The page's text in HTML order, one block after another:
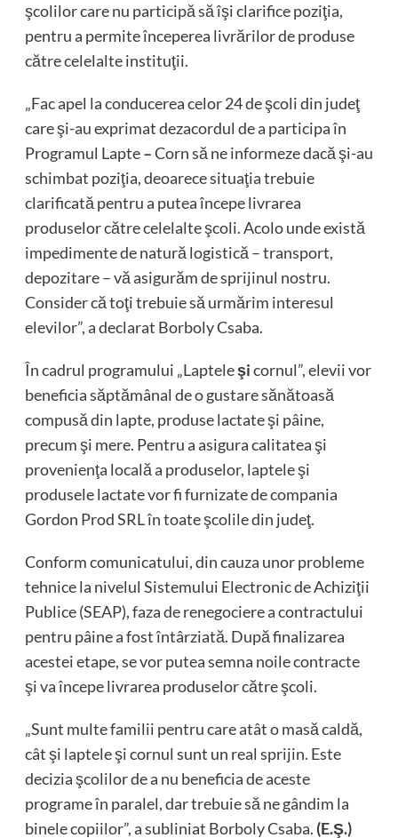
şcolilor care nu participă să îşi clarifice poziţia,
pentru a permite începerea livrărilor de produse
către celelalte instituţii.
„Fac apel la conducerea celor 24 de şcoli din judeţ
care şi-au exprimat dezacordul de a participa în
Programul Lapte–Corn să ne informeze dacă şi-au
schimbat poziţia, deoarece situaţia trebuie
clarificată pentru a putea începe livrarea
produselor către celelalte şcoli. Acolo unde există
impedimente de natură logistică – transport,
depozitare – vă asigurăm de sprijinul nostru.
Consider că toţi trebuie să urmărim interesul
elevilor”, a declarat Borboly Csaba.
În cadrul programului „Lapteleşicornul”, elevii vor
beneficia săptămânal de o gustare sănătoasă
compusă din lapte, produse lactate şi pâine,
precum şi mere. Pentru a asigura calitatea şi
provenienţa locală a produselor, laptele şi
produsele lactate vor fi furnizate de compania
Gordon Prod SRL în toate şcolile din judeţ.
Conform comunicatului, din cauza unor probleme
tehnice la nivelul Sistemului Electronic de Achiziţii
Publice (SEAP), faza de renegociere a contractului
pentru pâine a fost întârziată. După finalizarea
acestei etape, se vor putea semna noile contracte
şi va începe livrarea produselor către şcoli.
„Sunt multe familii pentru care atât o masă caldă,
cât şi laptele şi cornul sunt un real sprijin. Este
decizia şcolilor de a nu beneficia de aceste
programe în paralel, dar trebuie să ne gândim la
binele copiilor”, a subliniat Borboly Csaba. (E.Ş.)